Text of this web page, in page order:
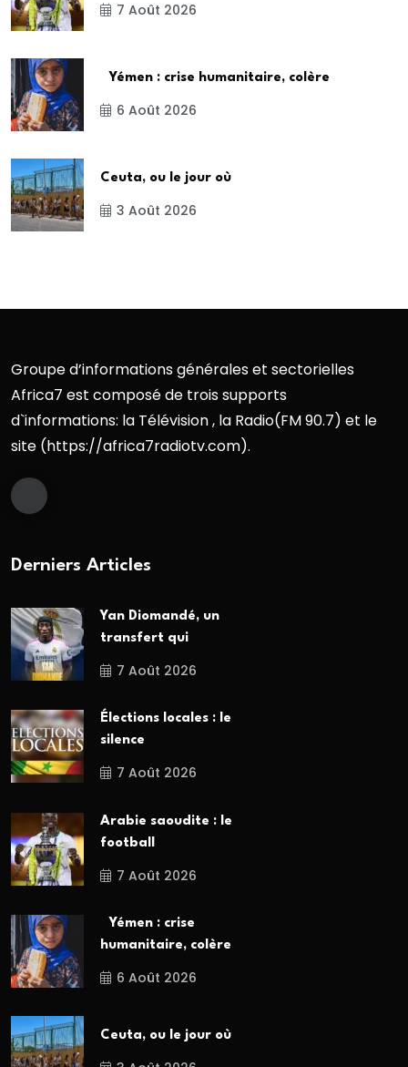
7 Août 2026
Yémen : crise humanitaire, colère
6 Août 2026
Ceuta, ou le jour où
3 Août 2026
Groupe d’informations générales et sectorielles
Africa7 est composé de trois supports
d`informations: la Télévision , la Radio(FM 90.7) et le
site (https://africa7radiotv.com).
Derniers Articles
Yan Diomandé, un
transfert qui
7 Août 2026
Élections locales : le
silence
7 Août 2026
Arabie saoudite : le
football
7 Août 2026
Yémen : crise
humanitaire, colère
6 Août 2026
Ceuta, ou le jour où